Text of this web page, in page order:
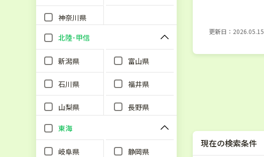
神奈川県
北陸･甲信
新潟県 富山県
石川県 福井県
山梨県 長野県
東海
岐阜県 静岡県
更新日：2026.05.15
現在の検索条件